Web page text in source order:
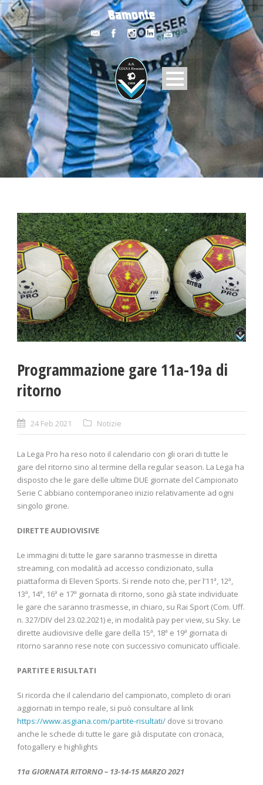
Programmazione gare 11a-19a di
ritorno
24 Feb 2021 Notizie
La Lega Pro ha reso noto il calendario con gli orari di tutte le
gare del ritorno sino al termine della regular season. La Lega ha
disposto che le gare delle ultime DUE giornate del Campionato
Serie C abbiano contemporaneo inizio relativamente ad ogni
singolo girone.
DIRETTE AUDIOVISIVE
Le immagini di tutte le gare saranno trasmesse in diretta
streaming, con modalità ad accesso condizionato, sulla
piattaforma di Eleven Sports. Si rende noto che, per l’11ª, 12ª,
13ª, 14ª, 16ª e 17ª giornata di ritorno, sono già state individuate
le gare che saranno trasmesse, in chiaro, su Rai Sport (Com. Uff.
n. 327/DIV del 23.02.2021) e, in modalità pay per view, su Sky. Le
dirette audiovisive delle gare della 15ª, 18ª e 19ª giornata di
ritorno saranno rese note con successivo comunicato ufficiale.
PARTITE E RISULTATI
Si ricorda che il calendario del campionato, completo di orari
aggiornati in tempo reale, si può consultare al link
https://www.asgiana.com/partite-risultati/ dove si trovano
anche le schede di tutte le gare già disputate con cronaca,
fotogallery e highlights
11a GIORNATA RITORNO – 13-14-15 MARZO 2021